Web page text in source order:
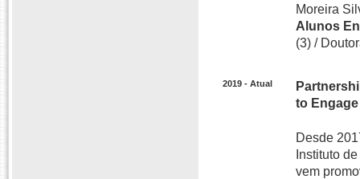
Moreira
Alunos
(3) /
2019 - Atual
to
Desde
Instituto
vem